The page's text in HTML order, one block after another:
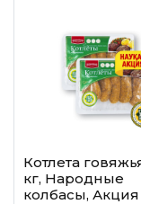
Котлета
кг, Народные
колбасы, Акция